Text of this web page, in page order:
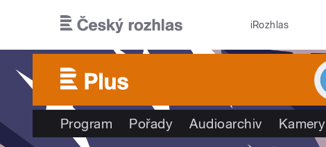
iRozhlas
Program Pořady Audioarchiv Kamery